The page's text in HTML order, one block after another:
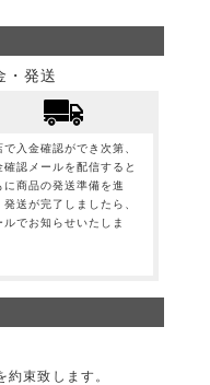
・発送
で入金確認ができ次第、
確認メールを配信すると
に商品の発送準備を進
発送が完了しましたら、
ルでお知らせいたしま
約束致します。